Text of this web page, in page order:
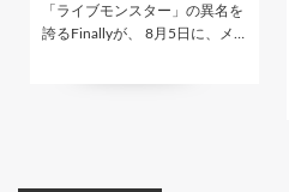
「ライブモンスター」の異名を
誇るFinallyが、 8月5日に、メ…